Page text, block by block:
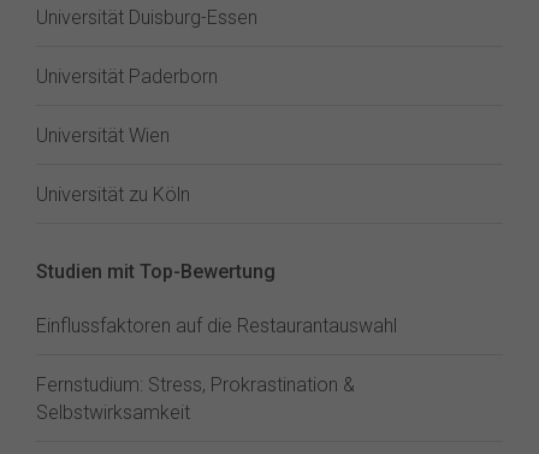
Universität Duisburg-Essen
Universität Paderborn
Universität Wien
Universität zu Köln
Studien mit Top-Bewertung
Einflussfaktoren auf die Restaurantauswahl
Fernstudium: Stress, Prokrastination &
Selbstwirksamkeit